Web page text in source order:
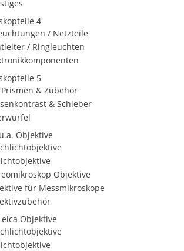
4
/ Netzteile
/ Ringleuchten
5
Prismen & Zubehör
& Schieber
Objektive
Objektive
für Messmikroskope
Objektive